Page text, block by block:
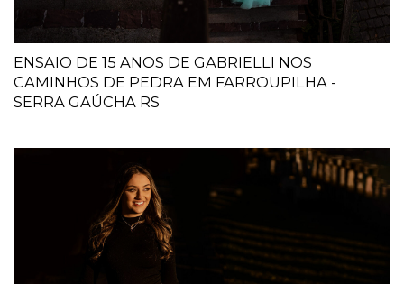
ENSAIO DE 15 ANOS DE GABRIELLI NOS
CAMINHOS DE PEDRA EM FARROUPILHA -
SERRA GAÚCHA RS